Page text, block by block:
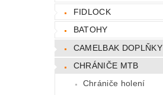
FIDLOCK
BATOHY
CAMELBAK DOPLŇKY
CHRÁNIČE MTB
Chrániče holení